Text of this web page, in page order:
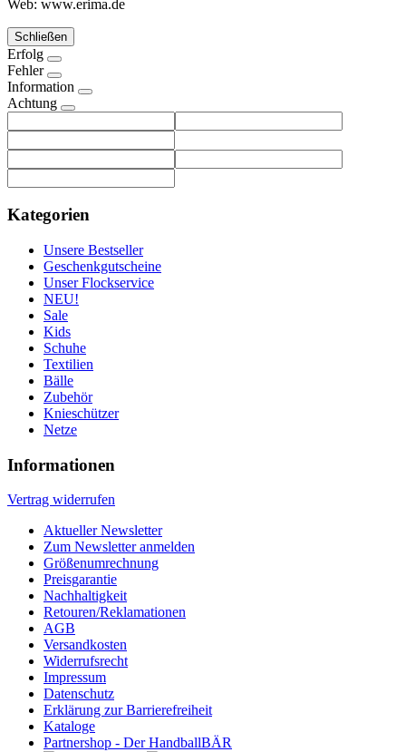
Web: www.erima.de
Schließen
Erfolg
Fehler
Information
Achtung
Kategorien
Unsere Bestseller
Geschenkgutscheine
Unser Flockservice
NEU!
Sale
Kids
Schuhe
Textilien
Bälle
Zubehör
Knieschützer
Netze
Informationen
Vertrag widerrufen
Aktueller Newsletter
Zum Newsletter anmelden
Größenumrechnung
Preisgarantie
Nachhaltigkeit
Retouren/Reklamationen
AGB
Versandkosten
Widerrufsrecht
Impressum
Datenschutz
Erklärung zur Barrierefreiheit
Kataloge
Partnershop - Der HandballBÄR